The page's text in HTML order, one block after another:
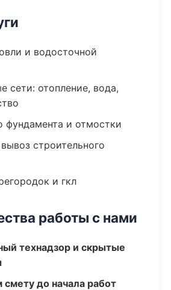
и водосточной
сети: отопление, вода,
фундамента и отмостки
строительного
и гкл
работы с нами
технадзор и скрытые
до начала работ